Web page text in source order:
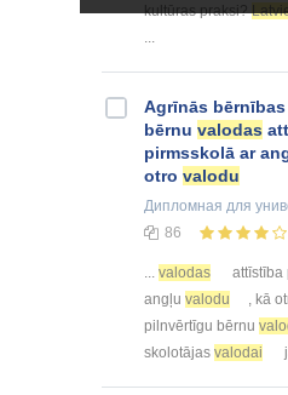
kultūras praksi?
...
Agrīnās
bērnu valodas
pirmsskolā ar
otro valodu
Дипломная для
86
valodas
attīstība
angļu valodu , kā
pilnvērtīgu bērnu
skolotājas valodai